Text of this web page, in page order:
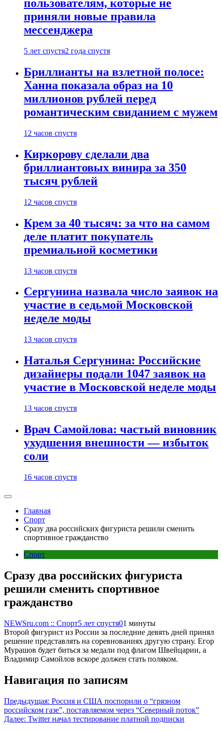
пользователям, которые не
приняли новые правила
мессенджера
5 лет спустя2 года спустя
Бриллианты на взлетной полосе:
Ханна показала образ на 10
миллионов рублей перед
романтическим свиданием с мужем
12 часов спустя
Киркорову сделали два
бриллиантовых винира за 350
тысяч рублей
12 часов спустя
Крем за 40 тысяч: за что на самом
деле платит покупатель
премиальной косметики
13 часов спустя
Сергунина назвала число заявок на
участие в седьмой Московской
неделе моды
13 часов спустя
Наталья Сергунина: Российские
дизайнеры подали 1047 заявок на
участие в Московской неделе моды
13 часов спустя
Врач Самойлова: частый виновник
ухудшения внешности — избыток
соли
16 часов спустя
Главная
Спорт
Сразу два российских фигуриста решили сменить
спортивное гражданство
Спорт
Сразу два российских фигуриста
решили сменить спортивное
гражданство
NEWSru.com :: Спорт5 лет спустя01 минуты
Второй фигурист из России за последние девять дней принял
решение представлять на соревнованиях другую страну. Егор
Мурашов будет биться за медали под флагом Швейцарии, а
Владимир Самойлов вскоре должен стать поляком.
Навигация по записям
Предыдущая: Россия и США поспорили о “грязном
российском газе”, поставляемом через “Северный поток”
Далее: Twitter начал тестирование платной подписки